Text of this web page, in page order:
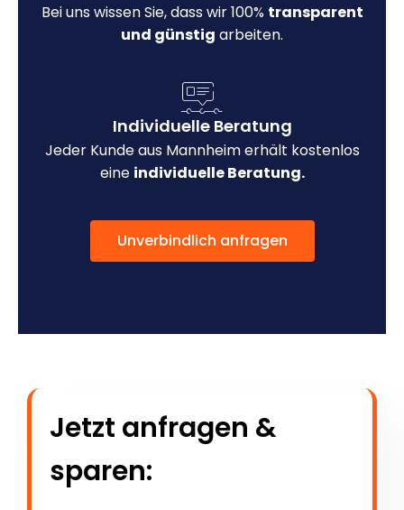
Bei uns wissen Sie, dass wir 100% transparent
und günstig arbeiten.
Individuelle Beratung
Jeder Kunde aus Mannheim erhält kostenlos
eine individuelle Beratung.
Unverbindlich anfragen
Jetzt anfragen &
sparen: